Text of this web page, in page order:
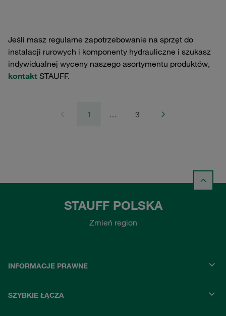
Jeśli masz regularne zapotrzebowanie na sprzęt do
instalacji rurowych i komponenty hydrauliczne i szukasz
indywidualnej wyceny naszego asortymentu produktów,
kontakt STAUFF.
1 … 3
STAUFF POLSKA
Zmień region
INFORMACJE PRAWNE
SZYBKIE ŁĄCZA